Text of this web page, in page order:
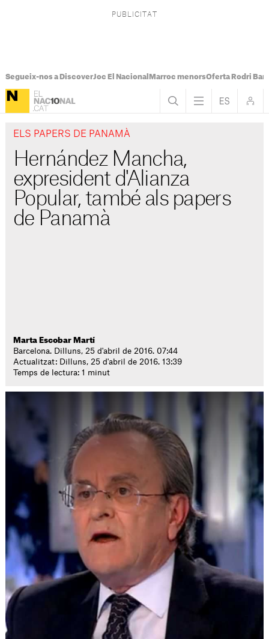
Segueix-nos a DiscoverJoc El Nacional Marroc menorsOferta Rodri
ELS PAPERS DE PANAMÀ
Hernández Mancha,
expresident d'Alianza
Popular, també als papers
de Panamà
Marta Escobar Martí
Barcelona. Dilluns, 25 d'abril de 2016. 07:44
Actualitzat: Dilluns, 25 d'abril de 2016. 13:39
Temps de lectura: 1 minut